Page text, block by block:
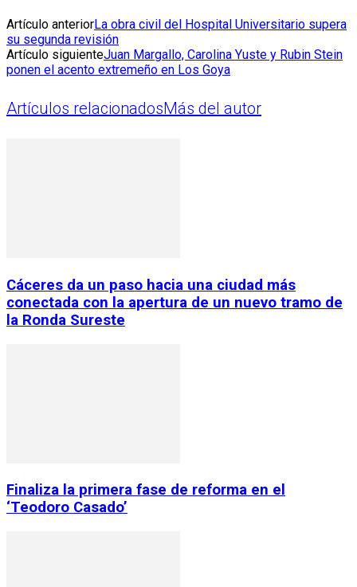
Artículo anteriorLa obra civil del Hospital Universitario supera
su segunda revisión
Artículo siguienteJuan Margallo, Carolina Yuste y Rubin Stein
ponen el acento extremeño en Los Goya
Artículos relacionadosMás del autor
Cáceres da un paso hacia una ciudad más
conectada con la apertura de un nuevo tramo de
la Ronda Sureste
Finaliza la primera fase de reforma en el
‘Teodoro Casado’